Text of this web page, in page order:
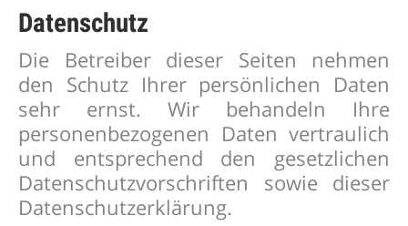
Datenschutz
Die Betreiber dieser Seiten nehmen
den Schutz Ihrer persönlichen Daten
sehr ernst. Wir behandeln Ihre
personenbezogenen Daten vertraulich
und entsprechend den gesetzlichen
Datenschutzvorschriften sowie dieser
Datenschutzerklärung.